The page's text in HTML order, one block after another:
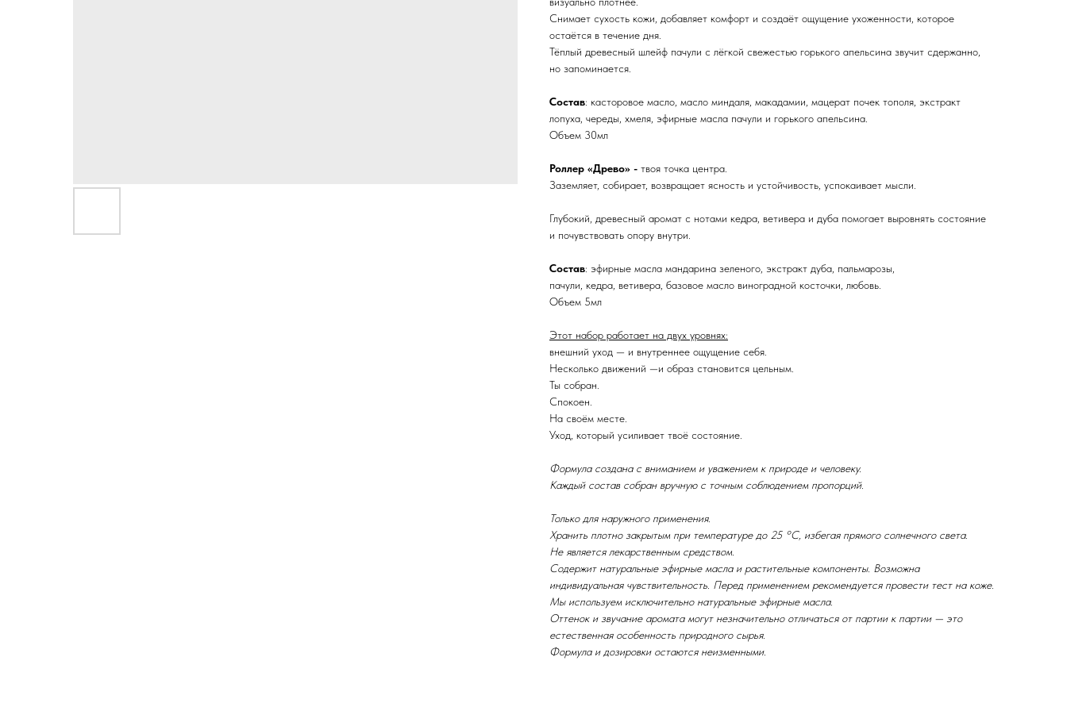
Снимает сухость кожи, добавляет комфорт и создаёт ощущение ухоженности, которое
остаётся в течение дня.
Тёплый древесный шлейф пачули с лёгкой свежестью горького апельсина звучит сдержанно,
но запоминается.
Состав: касторовое масло, масло миндаля, макадамии, мацерат почек тополя, экстракт
лопуха, череды, хмеля, эфирные масла пачули и горького апельсина.
Объем 30мл
Роллер «Древо» - твоя точка центра.
Заземляет, собирает, возвращает ясность и устойчивость, успокаивает мысли.
Глубокий, древесный аромат с нотами кедра, ветивера и дуба помогает выровнять состояние
и почувствовать опору внутри.
Состав: эфирные масла мандарина зеленого, экстракт дуба, пальмарозы,
пачули, кедра, ветивера, базовое масло виноградной косточки, любовь.
Объем 5мл
Этот набор работает на двух уровнях:
внешний уход — и внутреннее ощущение себя.
Несколько движений —и образ становится цельным.
Ты собран.
Спокоен.
На своём месте.
Уход, который усиливает твоё состояние.
Формула создана с вниманием и уважением к природе и человеку.
Каждый состав собран вручную с точным соблюдением пропорций.
Только для наружного применения.
Хранить плотно закрытым при температуре до 25 °C, избегая прямого солнечного света.
Не является лекарственным средством.
Содержит натуральные эфирные масла и растительные компоненты. Возможна
индивидуальная чувствительность. Перед применением рекомендуется провести тест на коже.
Мы используем исключительно натуральные эфирные масла.
Оттенок и звучание аромата могут незначительно отличаться от партии к партии — это
естественная особенность природного сырья.
Формула и дозировки остаются неизменными.